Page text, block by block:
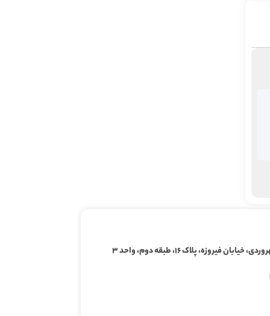
فیروزه، پلاک ۱۶، طبقه دوم، واحد ۳